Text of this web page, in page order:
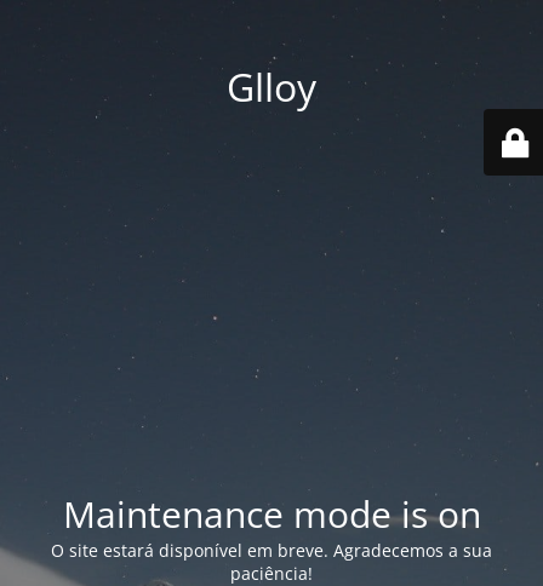
Glloy
Maintenance mode is on
O site estará disponível em breve. Agradecemos a sua
paciência!